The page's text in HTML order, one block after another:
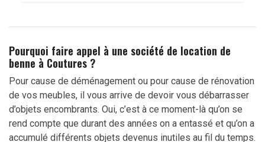
Pourquoi faire appel à une société de location de
benne à Coutures ?
Pour cause de déménagement ou pour cause de rénovation
de vos meubles, il vous arrive de devoir vous débarrasser
d’objets encombrants. Oui, c’est à ce moment-là qu’on se
rend compte que durant des années on a entassé et qu’on a
accumulé différents objets devenus inutiles au fil du temps.